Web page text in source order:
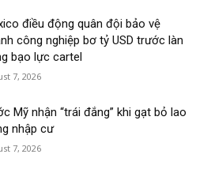
điều động quân đội bảo vệ
công nghiệp bơ tỷ USD trước làn
bạo lực cartel
7, 2026
Mỹ nhận “trái đắng” khi gạt bỏ lao
nhập cư
7, 2026